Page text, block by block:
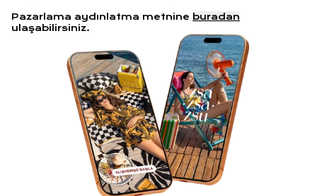
Pazarlama aydınlatma metnine buradan
ulaşabilirsiniz.